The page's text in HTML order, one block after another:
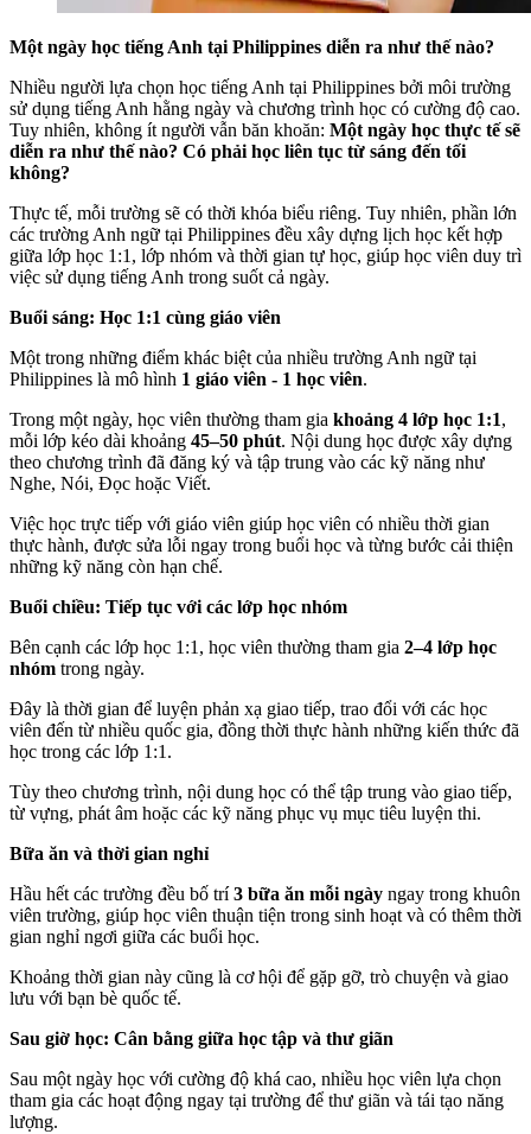
Một ngày học tiếng Anh tại Philippines diễn ra như thế nào?
Nhiều người lựa chọn học tiếng Anh tại Philippines bởi môi trường
sử dụng tiếng Anh hằng ngày và chương trình học có cường độ cao.
Tuy nhiên, không ít người vẫn băn khoăn: Một ngày học thực tế sẽ
diễn ra như thế nào? Có phải học liên tục từ sáng đến tối
không?
Thực tế, mỗi trường sẽ có thời khóa biểu riêng. Tuy nhiên, phần lớn
các trường Anh ngữ tại Philippines đều xây dựng lịch học kết hợp
giữa lớp học 1:1, lớp nhóm và thời gian tự học, giúp học viên duy trì
việc sử dụng tiếng Anh trong suốt cả ngày.
Buổi sáng: Học 1:1 cùng giáo viên
Một trong những điểm khác biệt của nhiều trường Anh ngữ tại
Philippines là mô hình 1 giáo viên - 1 học viên.
Trong một ngày, học viên thường tham gia khoảng 4 lớp học 1:1,
mỗi lớp kéo dài khoảng 45–50 phút. Nội dung học được xây dựng
theo chương trình đã đăng ký và tập trung vào các kỹ năng như
Nghe, Nói, Đọc hoặc Viết.
Việc học trực tiếp với giáo viên giúp học viên có nhiều thời gian
thực hành, được sửa lỗi ngay trong buổi học và từng bước cải thiện
những kỹ năng còn hạn chế.
Buổi chiều: Tiếp tục với các lớp học nhóm
Bên cạnh các lớp học 1:1, học viên thường tham gia 2–4 lớp học
nhóm trong ngày.
Đây là thời gian để luyện phản xạ giao tiếp, trao đổi với các học
viên đến từ nhiều quốc gia, đồng thời thực hành những kiến thức đã
học trong các lớp 1:1.
Tùy theo chương trình, nội dung học có thể tập trung vào giao tiếp,
từ vựng, phát âm hoặc các kỹ năng phục vụ mục tiêu luyện thi.
Bữa ăn và thời gian nghỉ
Hầu hết các trường đều bố trí3 bữa ăn mỗi ngày ngay trong khuôn
viên trường, giúp học viên thuận tiện trong sinh hoạt và có thêm thời
gian nghỉ ngơi giữa các buổi học.
Khoảng thời gian này cũng là cơ hội để gặp gỡ, trò chuyện và giao
lưu với bạn bè quốc tế.
Sau giờ học: Cân bằng giữa học tập và thư giãn
Sau một ngày học với cường độ khá cao, nhiều học viên lựa chọn
tham gia các hoạt động ngay tại trường để thư giãn và tái tạo năng
lượng.